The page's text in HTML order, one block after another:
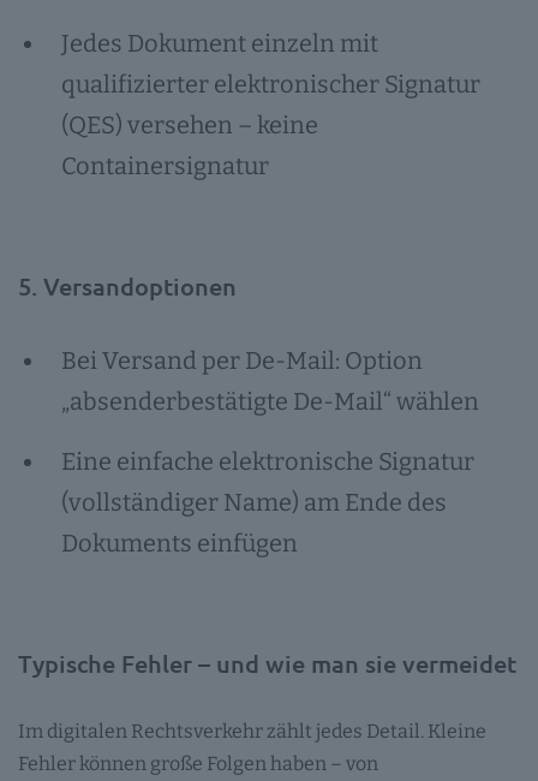
Jedes Dokument einzeln mit
qualifizierter elektronischer Signatur
(QES) versehen – keine
Containersignatur
5. Versandoptionen
Bei Versand per De-Mail: Option
„absenderbestätigte De-Mail“ wählen
Eine einfache elektronische Signatur
(vollständiger Name) am Ende des
Dokuments einfügen
Typische Fehler – und wie man sie vermeidet
Im digitalen Rechtsverkehr zählt jedes Detail. Kleine
Fehler können große Folgen haben – von